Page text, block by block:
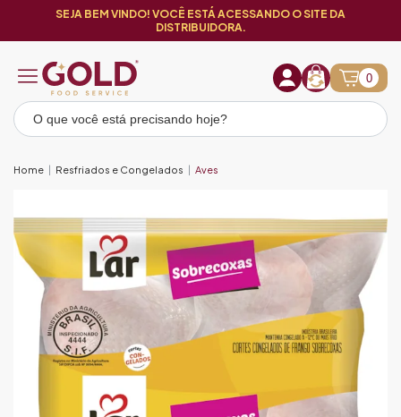
SEJA BEM VINDO! VOCÊ ESTÁ ACESSANDO O SITE DA
DISTRIBUIDORA.
0
Home Resfriados e Congelados Aves